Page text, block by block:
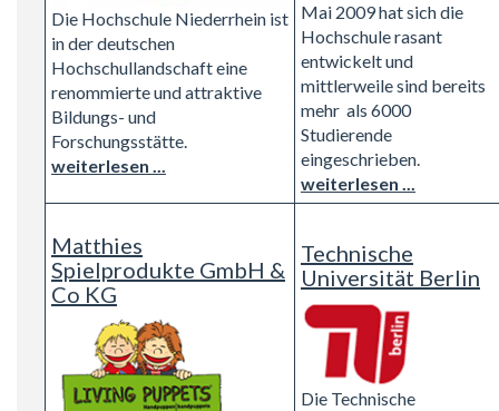
Die Hochschule Niederrhein ist
in der deutschen
Hochschullandschaft eine
renommierte und attraktive
Bildungs- und
Forschungsstätte.
weiterlesen ...
Mai 2009 hat sich die
Hochschule rasant
entwickelt und
mittlerweile sind bereits
mehr als 6000
Studierende
eingeschrieben.
weiterlesen ...
Matthies
Spielprodukte GmbH &
Co KG
Technische
Universität Berlin
Die Technische